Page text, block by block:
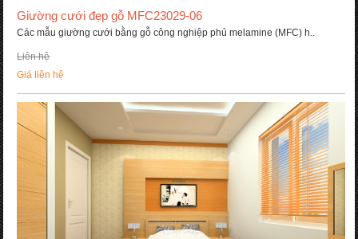
Giường cưới đẹp gỗ MFC23029-06
Các mẫu giường cưới bằng gỗ công nghiệp phủ melamine (MFC) h..
Liên hệ
Giá liên hệ